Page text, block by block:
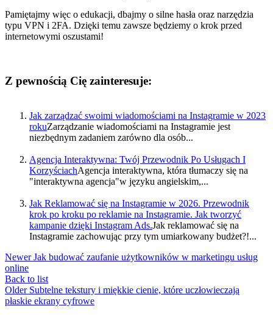
Pamiętajmy więc o edukacji, dbajmy o silne hasła oraz narzędzia
typu VPN i 2FA. Dzięki temu zawsze będziemy o krok przed
internetowymi oszustami!
Z pewnością Cię zainteresuje:
Jak zarządzać swoimi wiadomościami na Instagramie w 2023
rokuZarządzanie wiadomościami na Instagramie jest
niezbędnym zadaniem zarówno dla osób...
Agencja Interaktywna: Twój Przewodnik Po Usługach I
KorzyściachAgencja interaktywna, która tłumaczy się na
"interaktywna agencja"w języku angielskim,...
Jak Reklamować się na Instagramie w 2026. Przewodnik
krok po kroku po reklamie na Instagramie. Jak tworzyć
kampanie dzięki Instagram Ads.Jak reklamować się na
Instagramie zachowując przy tym umiarkowany budżet?!...
Newer Jak budować zaufanie użytkowników w marketingu usług
online
Back to list
Older Subtelne tekstury i miękkie cienie, które uczłowieczają
płaskie ekrany cyfrowe